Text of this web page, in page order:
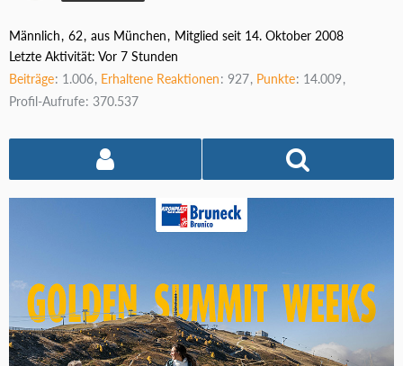
Männlich 62 aus München
Mitglied seit 14. Oktober 2008
Letzte Aktivität: Vor 7 Stunden
Beiträge 1.006 Erhaltene Reaktionen 927 Punkte 14.009
Profil-Aufrufe 370.537